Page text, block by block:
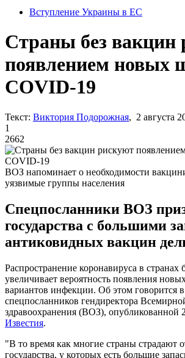
Вступление Украины в ЕС
Страны без вакцин
появлением новых
COVID-19
Текст: Виктория Подорожная, 2 августа
1
2662
ВОЗ напоминает о необходимости
уязвимые группы населения
Спецпосланники ВОЗ
государства с большими
антиковидных вакцин
Распространение коронавируса в странах
увеличивает вероятность появления
вариантов инфекции. Об этом говорится в
спецпосланников гендиректора
здравоохранения (ВОЗ), опубликованной 2
Известия.
"В то время как многие страны страдают
государства, у которых есть большие